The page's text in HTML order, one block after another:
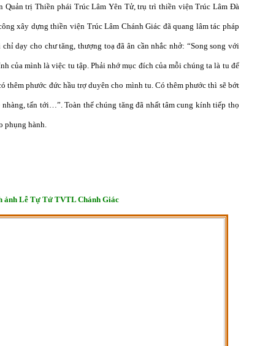
Quản trị Thiền phái Trúc Lâm Yên Tử, trụ trì thiền viện Trúc Lâm Đà
xây dựng thiền viện Trúc Lâm Chánh Giác đã quang lâm tác pháp
dạy cho chư tăng, thượng toạ đã ân cần nhắc nhở: “Song song với
của mình là việc tu tập. Phải nhớ mục đích của mỗi chúng ta là tu để
thêm phước đức hầu trợ duyên cho mình tu. Có thêm phước thì sẽ bớt
tấn tới…”. Toàn thể chúng tăng đã nhất tâm cung kính tiếp thọ
phụng hành.
ảnh Lễ Tự Tứ TVTL Chánh Giác